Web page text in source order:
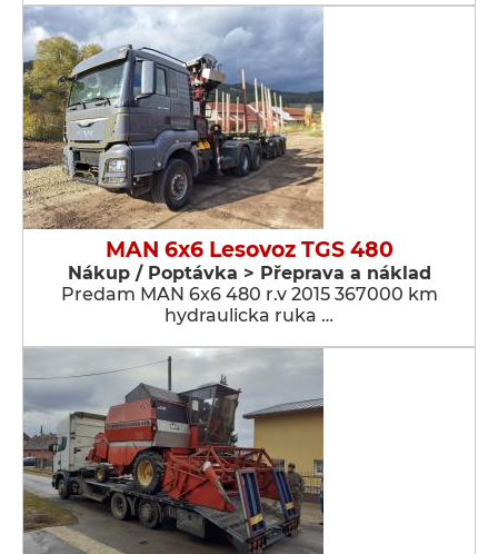
MAN 6x6 Lesovoz TGS 480
Nákup / Poptávka > Přeprava a náklad
Predam MAN 6x6 480 r.v 2015 367000 km
hydraulicka ruka …